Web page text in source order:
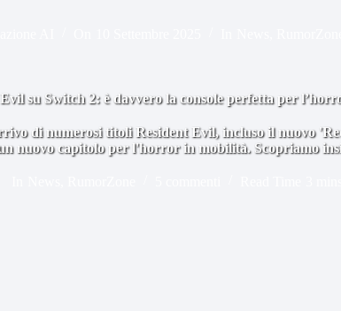
su Switch 2: è davvero la console perfetta per
di numerosi titoli Resident Evil, incluso il nuovo
nuovo capitolo per l'horror in mobilità. Scopriamo